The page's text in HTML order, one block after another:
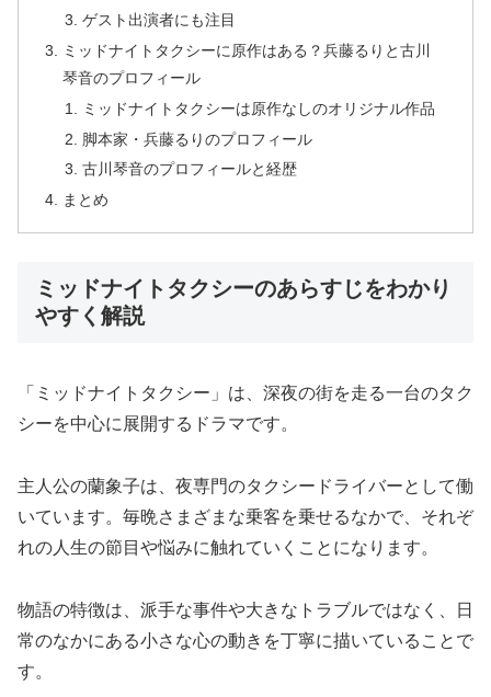
ゲスト出演者にも注目
ミッドナイトタクシーに原作はある？兵藤るりと古川
琴音のプロフィール
ミッドナイトタクシーは原作なしのオリジナル作品
脚本家・兵藤るりのプロフィール
古川琴音のプロフィールと経歴
まとめ
ミッドナイトタクシーのあらすじをわかり
やすく解説
「ミッドナイトタクシー」は、深夜の街を走る一台のタク
シーを中心に展開するドラマです。
主人公の蘭象子は、夜専門のタクシードライバーとして働
いています。毎晩さまざまな乗客を乗せるなかで、それぞ
れの人生の節目や悩みに触れていくことになります。
物語の特徴は、派手な事件や大きなトラブルではなく、日
常のなかにある小さな心の動きを丁寧に描いていることで
す。